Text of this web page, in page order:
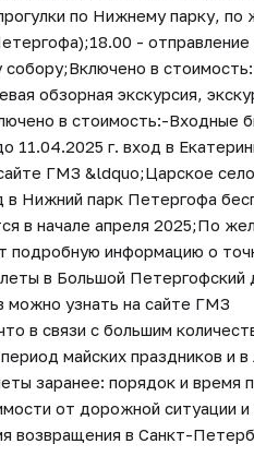
по Нижнему парку, по
- отправление
в
обзорная экскурсия,
в стоимость:-Входные
11.04.2025 г. вход в
ГМЗ &ldquo;Царское
Нижний парк Петергофа
в начале апреля 2025;По
подробную информацию о
в Большой Петергофский
можно узнать на сайте ГМЗ
в связи с большим
майских праздников и в
заранее: порядок и время
от дорожной ситуации и
возвращения в Санкт-